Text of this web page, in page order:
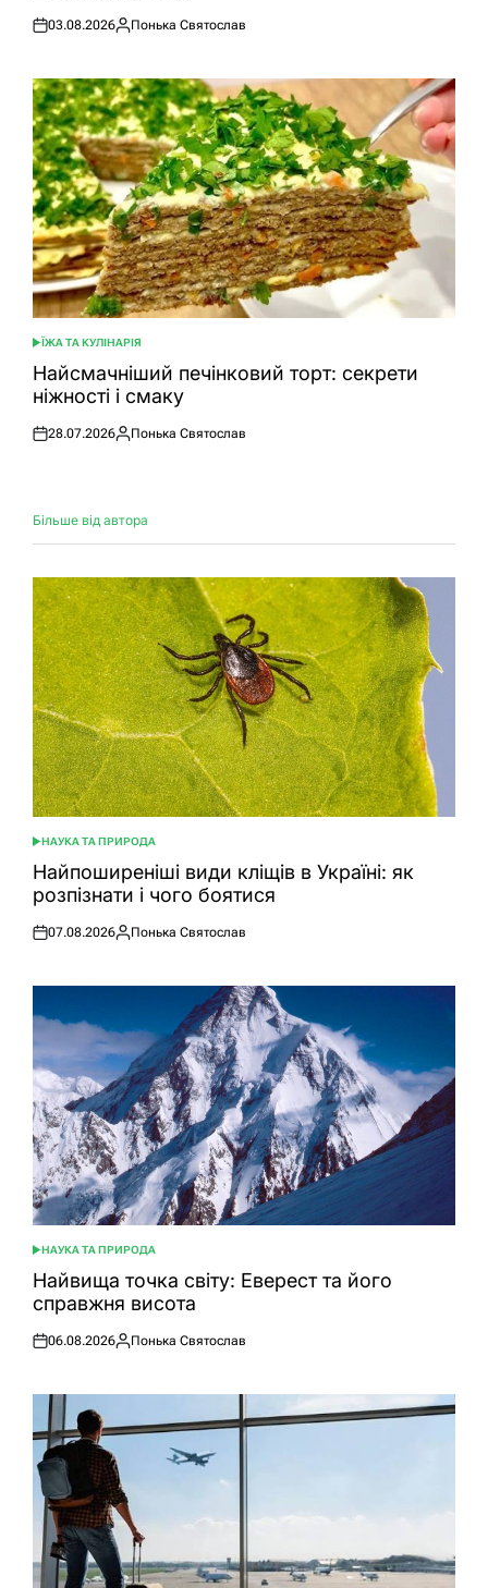
Оприлюднено
03.08.2026
Опубліковано
Понька Святослав
ОПУБЛІКУВАТИ
У
ЇЖА ТА КУЛІНАРІЯ
Найсмачніший печінковий торт: секрети
ніжності і смаку
Оприлюднено
28.07.2026
Опубліковано
Понька Святослав
Більше від автора
ОПУБЛІКУВАТИ
У
НАУКА ТА ПРИРОДА
Найпоширеніші види кліщів в Україні: як
розпізнати і чого боятися
Оприлюднено
07.08.2026
Опубліковано
Понька Святослав
ОПУБЛІКУВАТИ
У
НАУКА ТА ПРИРОДА
Найвища точка світу: Еверест та його
справжня висота
Оприлюднено
06.08.2026
Опубліковано
Понька Святослав